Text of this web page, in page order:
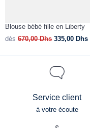
Blouse bébé fille en Liberty
dès 670,00Dhs 335,00 Dhs
Service client
à votre écoute